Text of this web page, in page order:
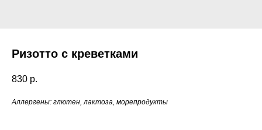
Ризотто с креветками
830 р.
Аллергены: глютен, лактоза, морепродукты